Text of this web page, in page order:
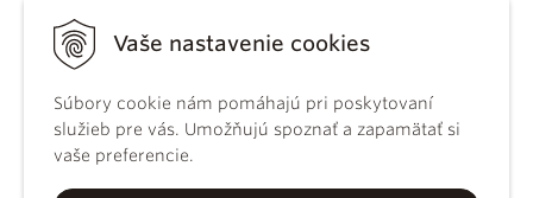
Vaše nastavenie cookies
Súbory cookie nám pomáhajú pri poskytovaní
služieb pre vás. Umožňujú spoznať a zapamätať si
vaše preferencie.
KBS
kánonického
práva
Katechizmus